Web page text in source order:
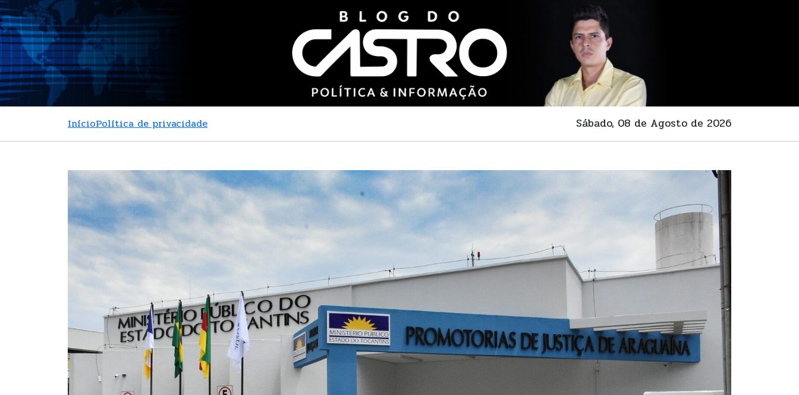
InícioPolítica de privacidade Sábado, 08 de Agosto de 2026